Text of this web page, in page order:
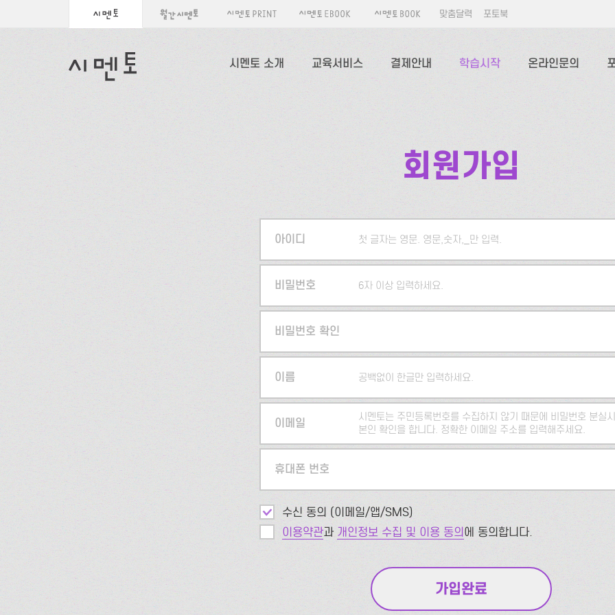
맞춤달력 포토북
시멘토 소개 교육서비스 결제안내 학습시작 온라인문의
회원가입
아이디 첫 글자는 영문. 영문,숫자,_만 입력.
5자 이상 입력하세요.
비밀번호 6자 이상 입력하세요.
비밀번호 확인
이름 공백없이 한글만 입력하세요.
이메일
시멘토는 주민등록번호를 수집하지 않기 때문에 비밀번호 분실
본인 확인을 합니다. 정확한 이메일 주소를 입력해주세요.
휴대폰 번호
수신 동의 (이메일/앱/SMS)
이용약관과 개인정보 수집 및 이용 동의에 동의합니다.